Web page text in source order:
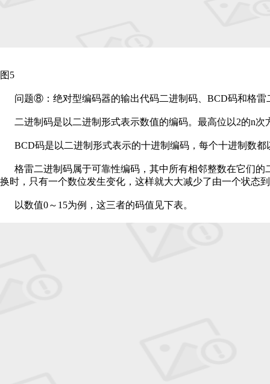
图5
问题⑧：绝对型编码器的输出代码二进制码、BCD码和格雷
二进制码是以二进制形式表示数值的编码。最高位以2的n次
BCD码是以二进制形式表示的十进制编码，每个十进制数
格雷二进制码属于可靠性编码，其中所有相邻整数在它们
换时，只有一个数位发生变化，这样就大大减少了由一个状态
以数值0～15为例，这三者的码值见下表。